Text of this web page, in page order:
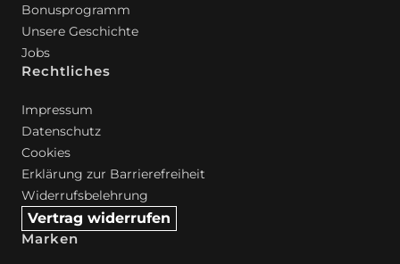
Bonusprogramm
Unsere Geschichte
Jobs
Rechtliches
Impressum
Datenschutz
Cookies
Erklärung zur Barrierefreiheit
Widerrufsbelehrung
Vertrag widerrufen
Marken